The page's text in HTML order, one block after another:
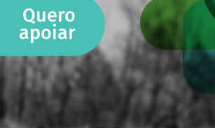
Quero
apoiar